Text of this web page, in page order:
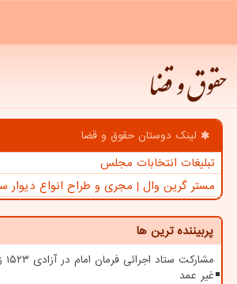
حقوق و قضا
لینک دوستان حقوق و قضا
تبلیغات انتخابات مجلس
مستر گرین وال | مجری و طراح انواع دیوار
پربیننده ترین ها
غیر عمد